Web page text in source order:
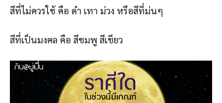
สีที่ไม่ควรใช้ คือ ดำ เทา ม่วง หรือสีที่ม่นๆ
สีที่เป็นมงคล คือ สีชมพู สีเขียว